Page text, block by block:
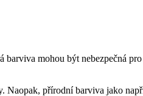
mohou být nebezpečná
Naopak, přírodní barviva jako